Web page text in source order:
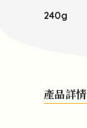
240g
產品詳情